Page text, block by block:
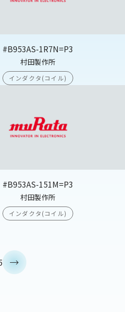
#B953AS-1R7N=P3
村田製作所
インダクタ(コイル)
#B953AS-151M=P3
村田製作所
インダクタ(コイル)